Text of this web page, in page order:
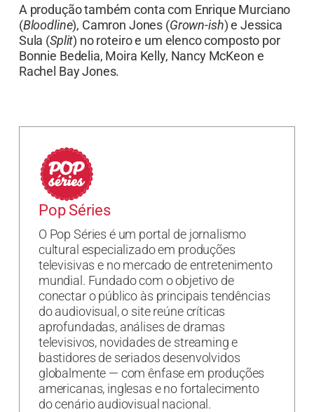
A produção também conta com Enrique Murciano
(Bloodline), Camron Jones (Grown-ish) e Jessica
Sula (Split) no roteiro e um elenco composto por
Bonnie Bedelia, Moira Kelly, Nancy McKeon e
Rachel Bay Jones.
Pop Séries
O Pop Séries é um portal de jornalismo
cultural especializado em produções
televisivas e no mercado de entretenimento
mundial. Fundado com o objetivo de
conectar o público às principais tendências
do audiovisual, o site reúne críticas
aprofundadas, análises de dramas
televisivos, novidades de streaming e
bastidores de seriados desenvolvidos
globalmente — com ênfase em produções
americanas, inglesas e no fortalecimento
do cenário audiovisual nacional.